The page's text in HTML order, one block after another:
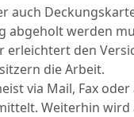
auch
abgeholt werden
erleichtert den
die Arbeit.
via Mail, Fax
Weiterhin wird